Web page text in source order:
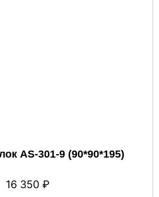
AS-301-9 (90*90*195)
16 350 ₽